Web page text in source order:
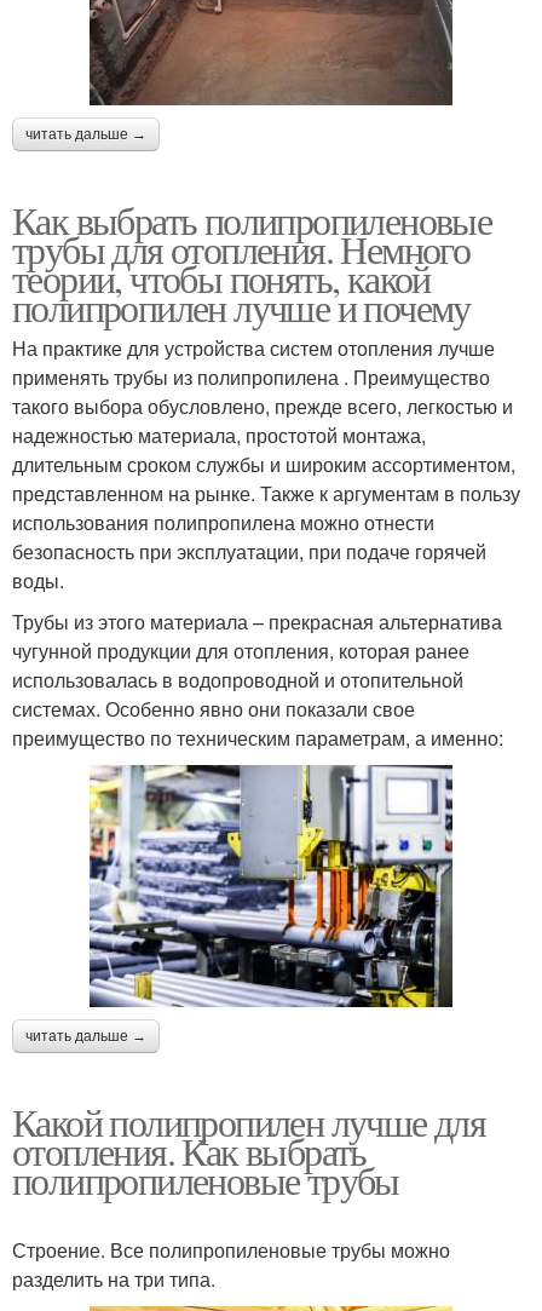
читать дальше →
Как выбрать полипропиленовые
трубы для отопления. Немного
теории, чтобы понять, какой
полипропилен лучше и почему
На практике для устройства систем отопления лучше
применять трубы из полипропилена . Преимущество
такого выбора обусловлено, прежде всего, легкостью и
надежностью материала, простотой монтажа,
длительным сроком службы и широким ассортиментом,
представленном на рынке. Также к аргументам в пользу
использования полипропилена можно отнести
безопасность при эксплуатации, при подаче горячей
воды.
Трубы из этого материала – прекрасная альтернатива
чугунной продукции для отопления, которая ранее
использовалась в водопроводной и отопительной
системах. Особенно явно они показали свое
преимущество по техническим параметрам, а именно:
читать дальше →
Какой полипропилен лучше для
отопления. Как выбрать
полипропиленовые трубы
Строение. Все полипропиленовые трубы можно
разделить на три типа.